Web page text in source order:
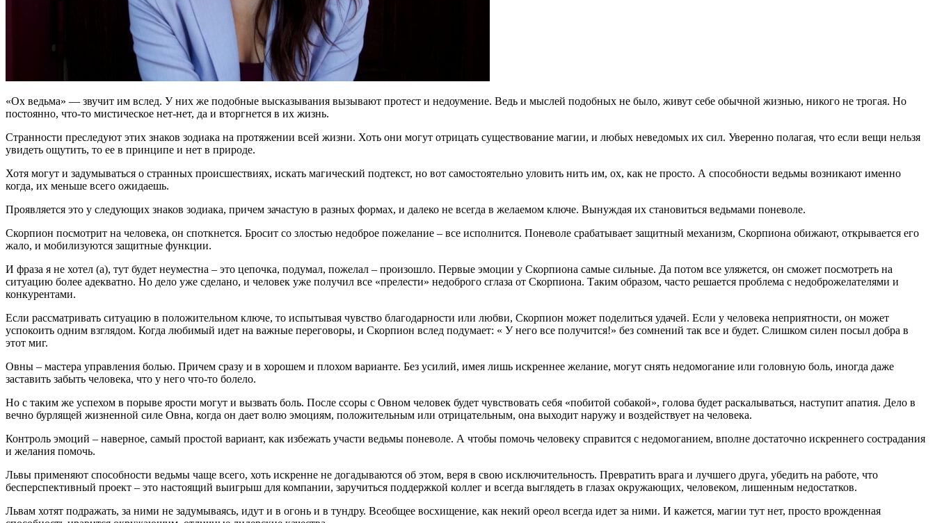
«Ох ведьма» — звучит им вслед. У них же подобные высказывания вызывают протест и недоумение. Ведь и мыслей подобных не было, живут себе обычной жизнью, никого не трогая. Но
постоянно, что-то мистическое нет-нет, да и вторгнется в их жизнь.
Странности преследуют этих знаков зодиака на протяжении всей жизни. Хоть они могут отрицать существование магии, и любых неведомых их сил. Уверенно полагая, что если вещи нельзя
увидеть ощутить, то ее в принципе и нет в природе.
Хотя могут и задумываться о странных происшествиях, искать магический подтекст, но вот самостоятельно уловить нить им, ох, как не просто. А способности ведьмы возникают именно
когда, их меньше всего ожидаешь.
Проявляется это у следующих знаков зодиака, причем зачастую в разных формах, и далеко не всегда в желаемом ключе. Вынуждая их становиться ведьмами поневоле.
Скорпион посмотрит на человека, он споткнется. Бросит со злостью недоброе пожелание – все исполнится. Поневоле срабатывает защитный механизм, Скорпиона обижают, открывается его
жало, и мобилизуются защитные функции.
И фраза я не хотел (а), тут будет неуместна – это цепочка, подумал, пожелал – произошло. Первые эмоции у Скорпиона самые сильные. Да потом все уляжется, он сможет посмотреть на
ситуацию более адекватно. Но дело уже сделано, и человек уже получил все «прелести» недоброго сглаза от Скорпиона. Таким образом, часто решается проблема с недоброжелателями и
конкурентами.
Если рассматривать ситуацию в положительном ключе, то испытывая чувство благодарности или любви, Скорпион может поделиться удачей. Если у человека неприятности, он может
успокоить одним взглядом. Когда любимый идет на важные переговоры, и Скорпион вслед подумает: « У него все получится!» без сомнений так все и будет. Слишком силен посыл добра в
этот миг.
Овны – мастера управления болью. Причем сразу и в хорошем и плохом варианте. Без усилий, имея лишь искреннее желание, могут снять недомогание или головную боль, иногда даже
заставить забыть человека, что у него что-то болело.
Но с таким же успехом в порыве ярости могут и вызвать боль. После ссоры с Овном человек будет чувствовать себя «побитой собакой», голова будет раскалываться, наступит апатия. Дело в
вечно бурлящей жизненной силе Овна, когда он дает волю эмоциям, положительным или отрицательным, она выходит наружу и воздействует на человека.
Контроль эмоций – наверное, самый простой вариант, как избежать участи ведьмы поневоле. А чтобы помочь человеку справится с недомоганием, вполне достаточно искреннего сострадания
и желания помочь.
Львы применяют способности ведьмы чаще всего, хоть искренне не догадываются об этом, веря в свою исключительность. Превратить врага и лучшего друга, убедить на работе, что
бесперспективный проект – это настоящий выигрыш для компании, заручиться поддержкой коллег и всегда выглядеть в глазах окружающих, человеком, лишенным недостатков.
Львам хотят подражать, за ними не задумываясь, идут и в огонь и в тундру. Всеобщее восхищение, как некий ореол всегда идет за ними. И кажется, магии тут нет, просто врожденная